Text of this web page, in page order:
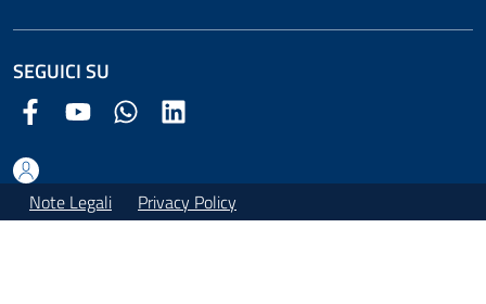
SEGUICI SU
Facebook Comune di Arezzo
Youtube Comune di Arezzo
Twitter Comune di Arezzo
Note Legali Privacy Policy